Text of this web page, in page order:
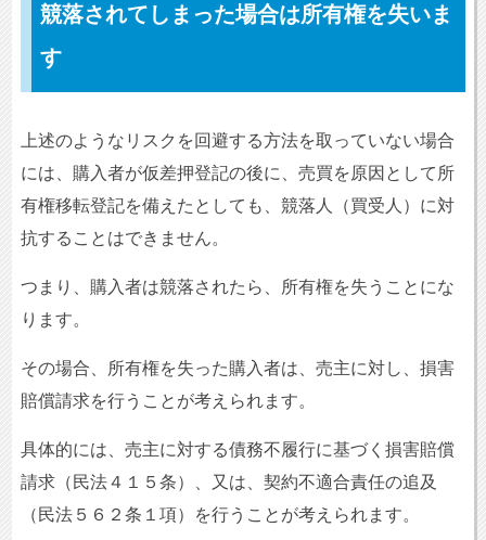
競落されてしまった場合は所有権を失いま
す
上述のようなリスクを回避する方法を取っていない場合
には、購入者が仮差押登記の後に、売買を原因として所
有権移転登記を備えたとしても、競落人（買受人）に対
抗することはできません。
つまり、購入者は競落されたら、所有権を失うことにな
ります。
その場合、所有権を失った購入者は、売主に対し、損害
賠償請求を行うことが考えられます。
具体的には、売主に対する債務不履行に基づく損害賠償
請求（民法４１５条）、又は、契約不適合責任の追及
（民法５６２条１項）を行うことが考えられます。